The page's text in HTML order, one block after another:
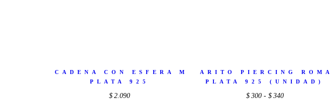
CADENA CON ESFERA M
PLATA 925
$ 2.090
ARITO PIERCING ROMA
PLATA 925 (UNIDAD)
$ 300 - $ 340Rango